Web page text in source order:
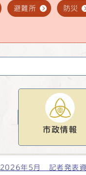
避難所 防災
市政情報
2026年5月 記者発表